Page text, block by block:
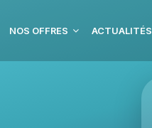
NOS OFFRES ACTUALITÉS